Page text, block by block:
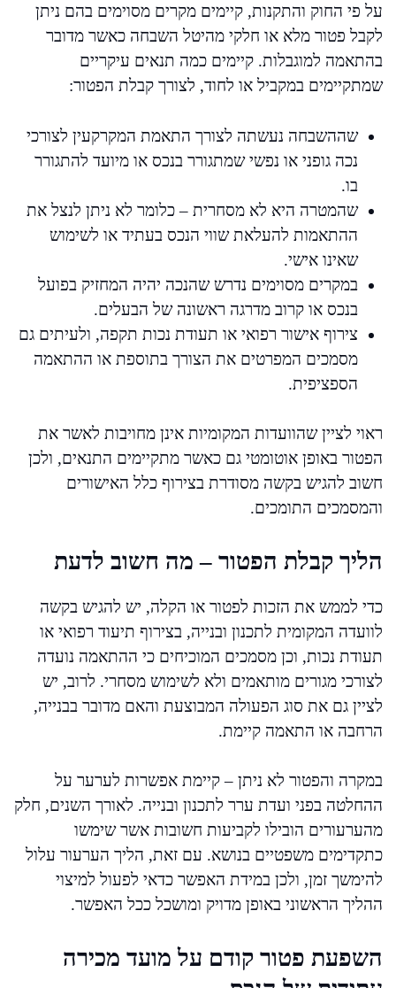
על פי החוק והתקנות, קיימים מקרים מסוימים בהם ניתן
לקבל פטור מלא או חלקי מהיטל השבחה כאשר מדובר
בהתאמה למוגבלות. קיימים כמה תנאים עיקריים
שמתקיימים במקביל או לחוד, לצורך קבלת הפטור:
שההשבחה נעשתה לצורך התאמת המקרקעין לצורכי
נכה גופני או נפשי שמתגורר בנכס או מיועד להתגורר
בו.
שהמטרה היא לא מסחרית – כלומר לא ניתן לנצל את
ההתאמות להעלאת שווי הנכס בעתיד או לשימוש
שאינו אישי.
במקרים מסוימים נדרש שהנכה יהיה המחזיק בפועל
בנכס או קרוב מדרגה ראשונה של הבעלים.
צירוף אישור רפואי או תעודת נכות תקפה, ולעיתים גם
מסמכים המפרטים את הצורך בתוספת או ההתאמה
הספציפית.
ראוי לציין שהוועדות המקומיות אינן מחויבות לאשר את
הפטור באופן אוטומטי גם כאשר מתקיימים התנאים, ולכן
חשוב להגיש בקשה מסודרת בצירוף כלל האישורים
והמסמכים התומכים.
הליך קבלת הפטור – מה חשוב לדעת
כדי לממש את הזכות לפטור או הקלה, יש להגיש בקשה
לוועדה המקומית לתכנון ובנייה, בצירוף תיעוד רפואי או
תעודת נכות, וכן מסמכים המוכיחים כי ההתאמה נועדה
לצורכי מגורים מותאמים ולא לשימוש מסחרי. לרוב, יש
לציין גם את סוג הפעולה המבוצעת והאם מדובר בבנייה,
הרחבה או התאמה קיימת.
במקרה והפטור לא ניתן – קיימת אפשרות לערער על
ההחלטה בפני ועדת ערר לתכנון ובנייה. לאורך השנים, חלק
מהערעורים הובילו לקביעות חשובות אשר שימשו
כתקדימים משפטיים בנושא. עם זאת, הליך הערעור עלול
להימשך זמן, ולכן במידת האפשר כדאי לפעול למיצוי
ההליך הראשוני באופן מדויק ומושכל ככל האפשר.
השפעת פטור קודם על מועד מכירה